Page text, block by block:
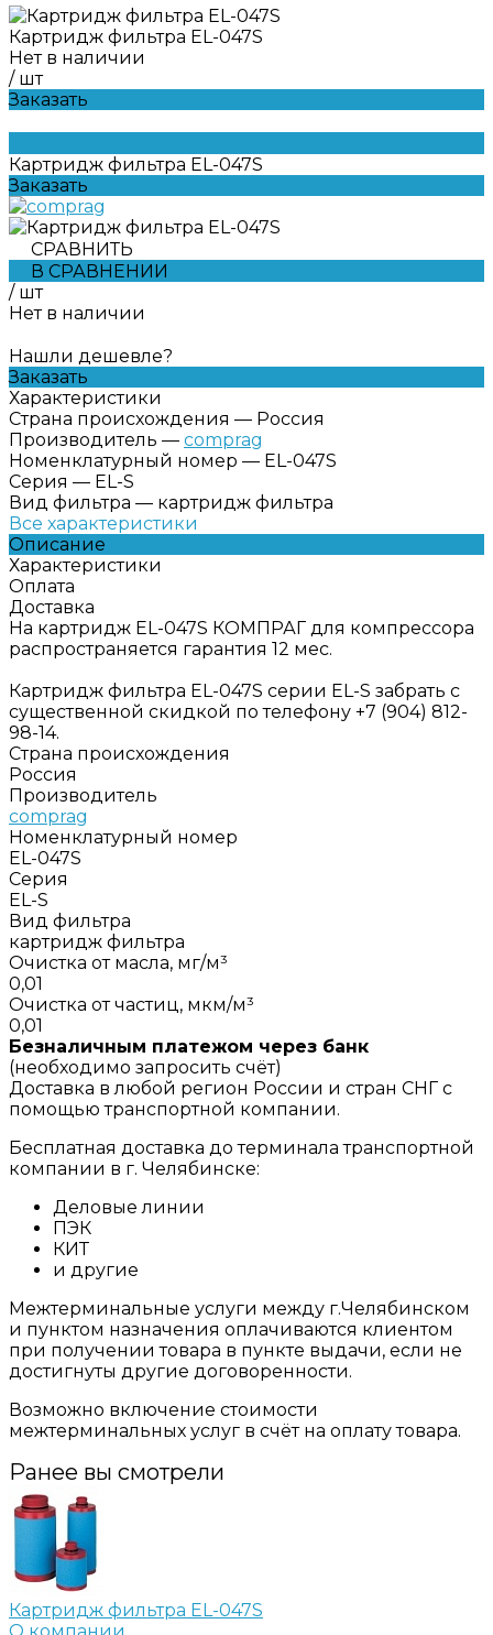
Картридж фильтра EL-047S
Нет в наличии
/ шт
Заказать
Картридж фильтра EL-047S
Заказать
СРАВНИТЬ
В СРАВНЕНИИ
/ шт
Нет в наличии
Нашли дешевле?
Заказать
Характеристики
Страна происхождения — Россия
Производитель — comprag
Номенклатурный номер — EL-047S
Серия — EL-S
Вид фильтра — картридж фильтра
Все характеристики
Описание
Характеристики
Оплата
Доставка
На картридж EL-047S КОМПРАГ для компрессора
распространяется гарантия 12 мес.
Картридж фильтра EL-047S серии EL-S забрать с
существенной скидкой по телефону +7 (904) 812-
98-14.
Страна происхождения
Россия
Производитель
comprag
Номенклатурный номер
EL-047S
Серия
EL-S
Вид фильтра
картридж фильтра
Очистка от масла, мг/м³
0,01
Очистка от частиц, мкм/м³
0,01
Безналичным платежом через банк
(необходимо запросить счёт)
Доставка в любой регион России и стран СНГ с
помощью транспортной компании.
Бесплатная доставка до терминала транспортной
компании в г. Челябинске:
Деловые линии
ПЭК
КИТ
и другие
Межтерминальные услуги между г.Челябинском
и пунктом назначения оплачиваются клиентом
при получении товара в пункте выдачи, если не
достигнуты другие договоренности.
Возможно включение стоимости
межтерминальных услуг в счёт на оплату товара.
Ранее вы смотрели
Картридж фильтра EL-047S